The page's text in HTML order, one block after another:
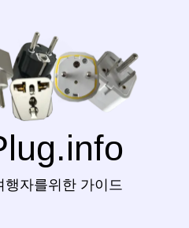
행자를위한 가이드